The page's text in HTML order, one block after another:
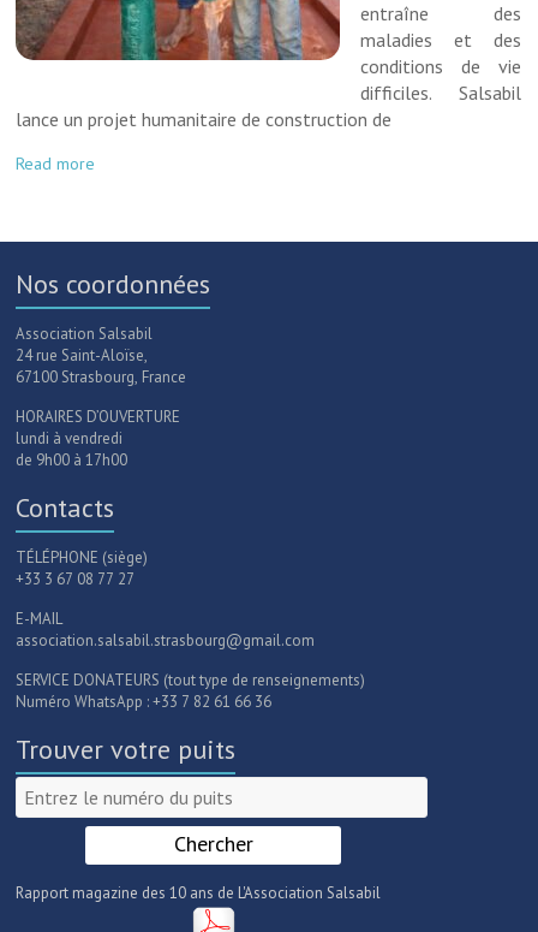
entraîne des
maladies et des
conditions de vie
difficiles. Salsabil
lance un projet humanitaire de construction de
Read more
Nos coordonnées
Association Salsabil
24 rue Saint-Aloïse,
67100 Strasbourg, France
HORAIRES D’OUVERTURE
lundi à vendredi
de 9h00 à 17h00
Contacts
TÉLÉPHONE (siège)
+33 3 67 08 77 27
E-MAIL
association.salsabil.strasbourg@gmail.com
SERVICE DONATEURS (tout type de renseignements)
Numéro WhatsApp : +33 7 82 61 66 36
Trouver votre puits
Rapport magazine des 10 ans de L'Association Salsabil